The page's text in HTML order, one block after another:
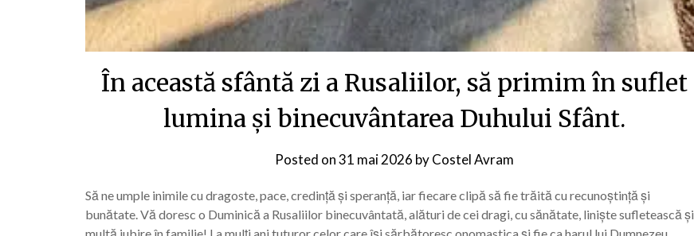
În această sfântă zi a Rusaliilor, să primim în suflet
lumina și binecuvântarea Duhului Sfânt.
Posted on31 mai 2026 byCostel Avram
Să ne umple inimile cu dragoste, pace, credință și speranță, iar fiecare clipă să fie trăită cu recunoștință și
bunătate. Vă doresc o Duminică a Rusaliilor binecuvântată, alături de cei dragi, cu sănătate, liniște sufletească și